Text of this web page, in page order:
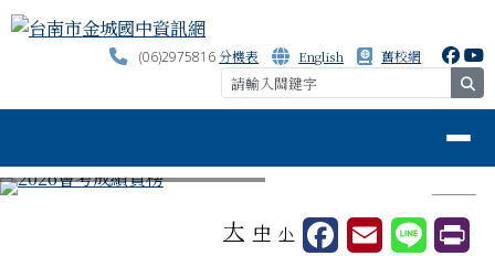
跳至主內容區
台南市金城國中資訊網
(06)2975816分機表 English 舊校網
⏸
大 中 小